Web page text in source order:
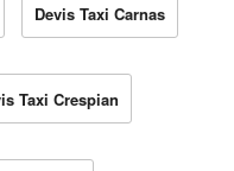
Devis Taxi Carnas
Taxi Crespian